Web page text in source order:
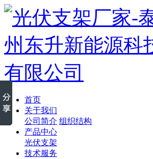
首页
关于我们
公司简介 组织结构
产品中心
光伏支架
技术服务